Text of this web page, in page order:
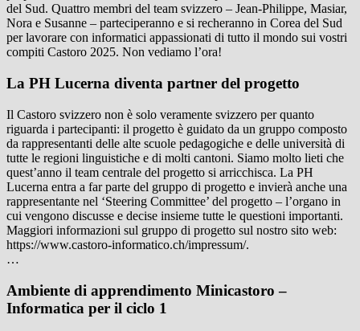
del Sud. Quattro membri del team svizzero – Jean-Philippe, Masiar,
Nora e Susanne – parteciperanno e si recheranno in Corea del Sud
per lavorare con informatici appassionati di tutto il mondo sui vostri
compiti Castoro 2025. Non vediamo l’ora!
La PH Lucerna diventa partner del progetto
Il Castoro svizzero non è solo veramente svizzero per quanto
riguarda i partecipanti: il progetto è guidato da un gruppo composto
da rappresentanti delle alte scuole pedagogiche e delle università di
tutte le regioni linguistiche e di molti cantoni. Siamo molto lieti che
quest’anno il team centrale del progetto si arricchisca. La PH
Lucerna entra a far parte del gruppo di progetto e invierà anche una
rappresentante nel ‘Steering Committee’ del progetto – l’organo in
cui vengono discusse e decise insieme tutte le questioni importanti.
Maggiori informazioni sul gruppo di progetto sul nostro sito web:
https://www.castoro-informatico.ch/impressum/.
…
Ambiente di apprendimento Minicastoro –
Informatica per il ciclo 1